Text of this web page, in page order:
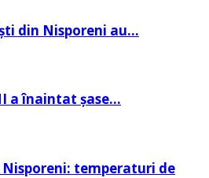
din Nisporeni au…
a înaintat șase…
Nisporeni: temperaturi de